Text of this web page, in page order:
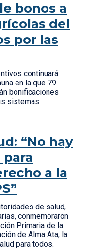
bonos a
del
por las
continuará
en la que 79
bonificaciones
sistemas
“No hay
a la
de salud,
conmemoraron
Primaria de la
de Alma Ata, la
para todos.